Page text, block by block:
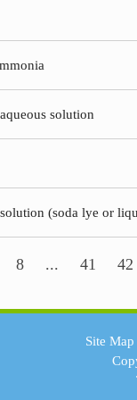
solution
(soda lye or
8 ... 41 42
Site Map